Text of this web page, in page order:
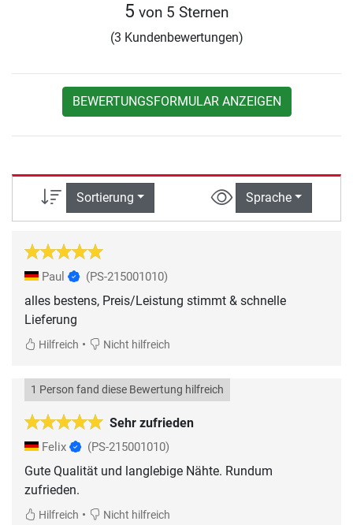
5 von 5 Sternen
(3 Kundenbewertungen)
BEWERTUNGSFORMULAR ANZEIGEN
Sortierung Sprache
Paul (PS-215001010)
alles bestens, Preis/Leistung stimmt & schnelle
Lieferung
Hilfreich • Nicht hilfreich
Sehr zufrieden
1 Person fand diese Bewertung hilfreich
Felix (PS-215001010)
Gute Qualität und langlebige Nähte. Rundum
zufrieden.
Hilfreich • Nicht hilfreich